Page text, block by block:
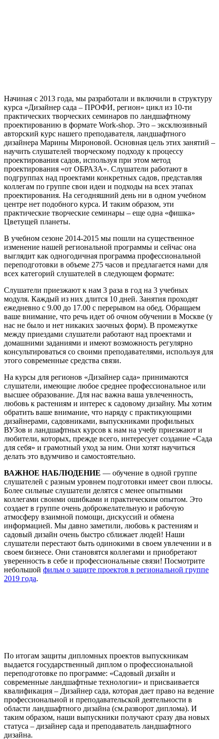
Начиная с 2013 года, мы разработали и включили в структуру
курса «Дизайнер сада – ПРОФИ, регион» цикл из 10-ти
практических творческих семинаров по ландшафтному
проектированию в формате Work-shop. Это – эксклюзивный
авторский курс нашего преподавателя, ландшафтного
дизайнера Марины Мироновой. Основная цель этих занятий –
научить слушателей творческому подходу к процессу
проектирования садов, используя при этом метод
проектирования «от ОБРАЗА». Слушатели работают в
подгруппах над проектами конкретных садов, представляя
коллегам по группе свои идеи и подходы на всех этапах
проектирования. На сегодняшний день ни в одном учебном
центре нет подобного курса. И таким образом, эти
практические творческие семинары – еще одна «фишка»
Цветущей планеты.
В учебном сезоне 2014-2015 мы пошли на существенное
изменение нашей региональной программы и сейчас она
выглядит как одногодичная программа профессиональной
переподготовки в объеме 275 часов и предлагается нами для
всех категорий слушателей в следующем формате:
Слушатели приезжают к нам 3 раза в год на 3 учебных
модуля. Каждый из них длится 10 дней. Занятия проходят
ежедневно с 9.00 до 17.00 с перерывом на обед. Обращаем
ваше внимание, что речь идет об очном обучении в Москве (у
нас не было и нет никаких заочных форм). В промежутке
между приездами слушатели работают над проектами и
домашними заданиями и имеют возможность регулярно
консультироваться со своими преподавателями, используя для
этого современные средства связи.
На курсы для регионов «Дизайнер сада» принимаются
слушатели, имеющие любое среднее профессиональное или
высшее образование. Для нас важна ваша увлеченность,
любовь к растениям и интерес к садовому дизайну. Мы хотим
обратить ваше внимание, что наряду с практикующими
дизайнерами, садовниками, выпускниками профильных
ВУЗов и ландшафтных курсов к нам на учебу приезжают и
любители, которых, прежде всего, интересует создание «Сада
для себя» и грамотный уход за ним. Они хотят научиться
делать это вдумчиво и самостоятельно.
ВАЖНОЕ НАБЛЮДЕНИЕ — обучение в одной группе
слушателей с разным уровнем подготовки имеет свои плюсы.
Более сильные слушатели делятся с менее опытными
коллегами своими ошибками и практическим опытом. Это
создает в группе очень доброжелательную и рабочую
атмосферу взаимной помощи, дискуссий и обмена
информацией. Мы давно заметили, любовь к растениям и
садовый дизайн очень быстро сближает людей! Наши
слушатели перестают быть одинокими в своем увлечении и в
своем бизнесе. Они становятся коллегами и приобретают
уверенность в себе и профессиональные связи! Посмотрите
небольшой фильм о защите проектов в региональной группе
2019 года.
По итогам защиты дипломных проектов выпускникам
выдается государственный диплом о профессиональной
переподготовке по программе: «Садовый дизайн и
современные ландшафтные технологии» и присваивается
квалификация – Дизайнер сада, которая дает право на ведение
профессиональной и преподавательской деятельности в
области ландшафтного дизайна (см.разворот диплома). И
таким образом, наши выпускники получают сразу два новых
статуса – дизайнер сада и преподаватель ландшафтного
дизайна.